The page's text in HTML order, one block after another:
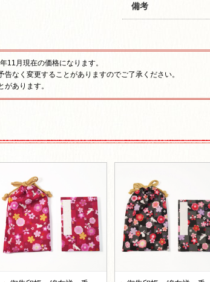
備考
11月現在の価格になります。
告なく変更することがありますのでご了承ください。
があります。